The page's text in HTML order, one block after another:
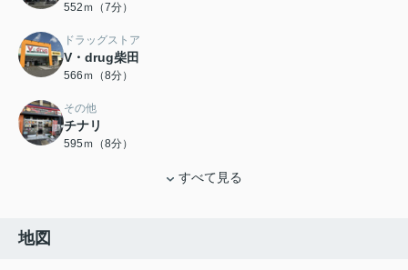
552ｍ（7分）
ドラッグストア
V・drug柴田
566ｍ（8分）
その他
チナリ
595ｍ（8分）
すべて見る
地図